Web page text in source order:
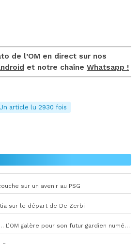
de l’OM en direct sur nos
et notre chaîne Whatsapp !
article lu 2930 fois
sur un avenir au PSG
sur le départ de De Zerbi
Restes, Atubolu, Bulka… L’OM galère pour son futur gardien numéro 1